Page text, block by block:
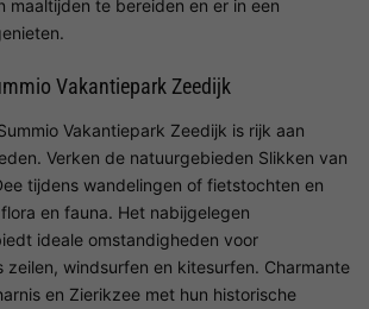
maaltijden te bereiden en er in een
Vakantiepark Zeedijk
Vakantiepark Zeedijk is rijk aan
Verken de natuurgebieden Slikken van
tijdens wandelingen of fietstochten en
en fauna. Het nabijgelegen
ideale omstandigheden voor
zeilen, windsurfen en kitesurfen. Charmante
en Zierikzee met hun historische